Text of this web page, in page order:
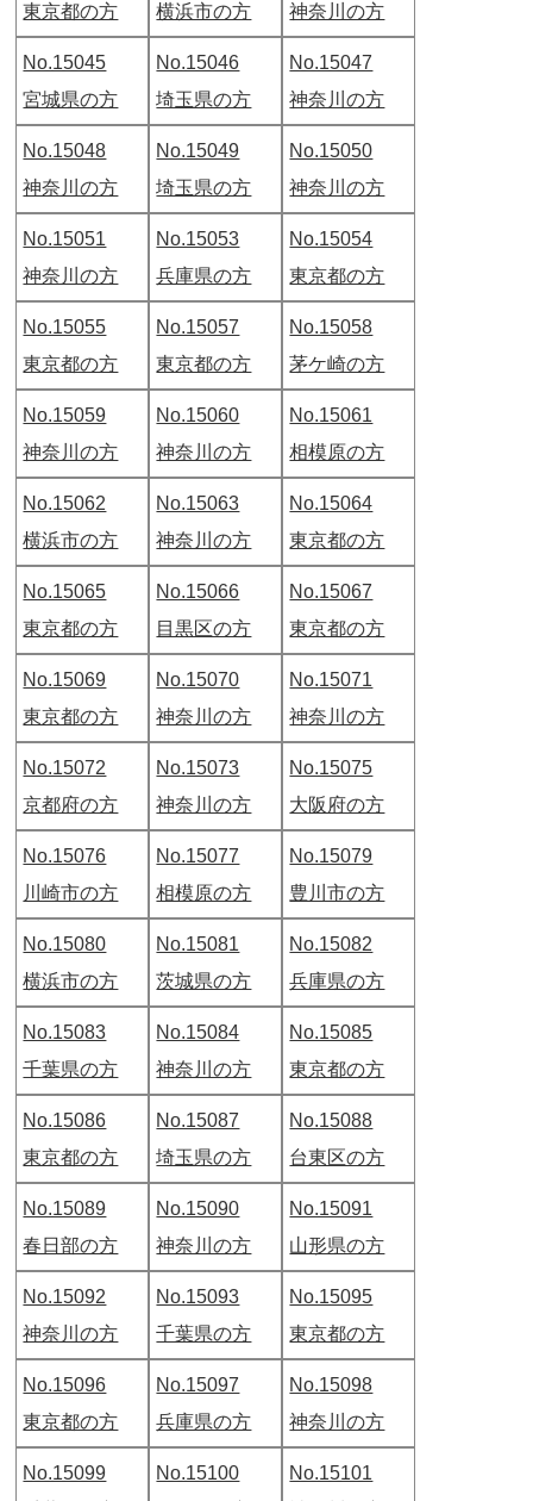
東京都の方
横浜市の方
神奈川の方
No.15045
宮城県の方
No.15046
埼玉県の方
No.15047
神奈川の方
No.15048
神奈川の方
No.15049
埼玉県の方
No.15050
神奈川の方
No.15051
神奈川の方
No.15053
兵庫県の方
No.15054
東京都の方
No.15055
東京都の方
No.15057
東京都の方
No.15058
茅ケ崎の方
No.15059
神奈川の方
No.15060
神奈川の方
No.15061
相模原の方
No.15062
横浜市の方
No.15063
神奈川の方
No.15064
東京都の方
No.15065
東京都の方
No.15066
目黒区の方
No.15067
東京都の方
No.15069
東京都の方
No.15070
神奈川の方
No.15071
神奈川の方
No.15072
京都府の方
No.15073
神奈川の方
No.15075
大阪府の方
No.15076
川崎市の方
No.15077
相模原の方
No.15079
豊川市の方
No.15080
横浜市の方
No.15081
茨城県の方
No.15082
兵庫県の方
No.15083
千葉県の方
No.15084
神奈川の方
No.15085
東京都の方
No.15086
東京都の方
No.15087
埼玉県の方
No.15088
台東区の方
No.15089
春日部の方
No.15090
神奈川の方
No.15091
山形県の方
No.15092
神奈川の方
No.15093
千葉県の方
No.15095
東京都の方
No.15096
東京都の方
No.15097
兵庫県の方
No.15098
神奈川の方
No.15099
No.15100
No.15101